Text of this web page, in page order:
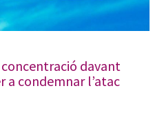
davant
a condemnar l’atac